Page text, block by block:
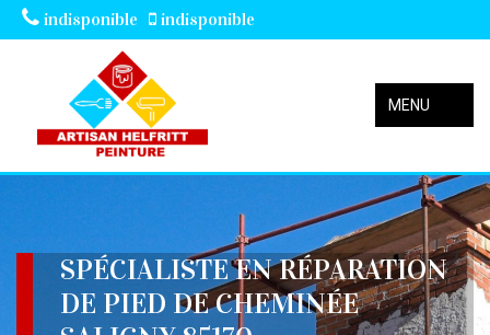
indisponible indisponible
MENU
SPÉCIALISTE EN RÉPARATION
DE PIED DE CHEMINÉE